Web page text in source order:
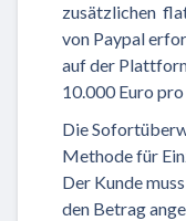
zusätzlichen
von Paypal
auf der
10.000 Euro
Die
Methode für
Der Kunde
den Betrag